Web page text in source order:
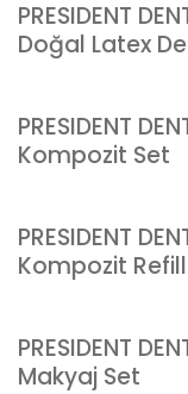
PRESIDENT
Doğal Latex
PRESIDENT
Kompozit Set
PRESIDENT
Kompozit Refill
PRESIDENT
Makyaj Set